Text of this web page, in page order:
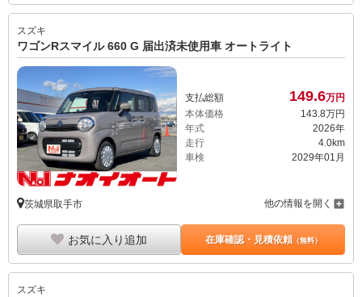
スズキ
ワゴンRスマイル 660 G 届出済未使用車 オートライト
支払総額 149.6万円
本体価格
143.8万円
年式
2026年
走行
4.0km
車検
2029年01月
茨城県取手市 他の情報を開く
お気に入り追加 在庫確認・見積依頼（無料）
スズキ